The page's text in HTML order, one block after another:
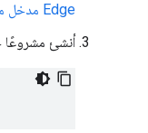
Edge مدخل مصغّر
أنشئ مشروعًا